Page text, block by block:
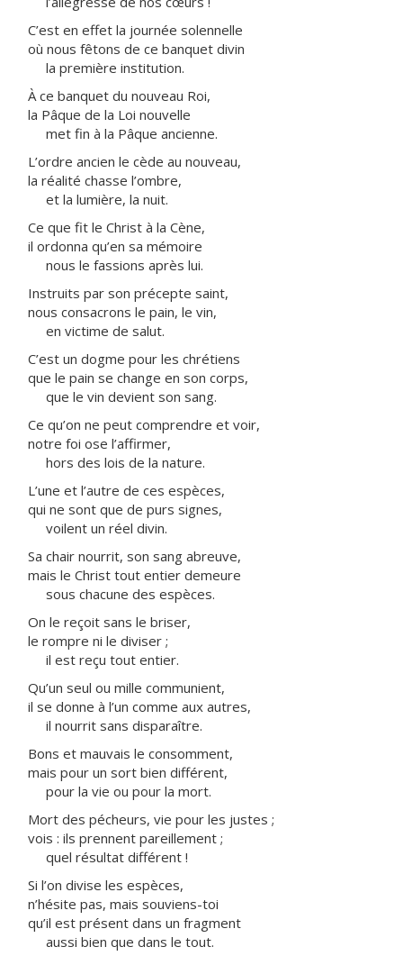
C’est en effet la journée solennelle
où nous fêtons de ce banquet divin
la première institution.
À ce banquet du nouveau Roi,
la Pâque de la Loi nouvelle
met fin à la Pâque ancienne.
L’ordre ancien le cède au nouveau,
la réalité chasse l’ombre,
et la lumière, la nuit.
Ce que fit le Christ à la Cène,
il ordonna qu’en sa mémoire
nous le fassions après lui.
Instruits par son précepte saint,
nous consacrons le pain, le vin,
en victime de salut.
C’est un dogme pour les chrétiens
que le pain se change en son corps,
que le vin devient son sang.
Ce qu’on ne peut comprendre et voir,
notre foi ose l’affirmer,
hors des lois de la nature.
L’une et l’autre de ces espèces,
qui ne sont que de purs signes,
voilent un réel divin.
Sa chair nourrit, son sang abreuve,
mais le Christ tout entier demeure
sous chacune des espèces.
On le reçoit sans le briser,
le rompre ni le diviser ;
il est reçu tout entier.
Qu’un seul ou mille communient,
il se donne à l’un comme aux autres,
il nourrit sans disparaître.
Bons et mauvais le consomment,
mais pour un sort bien différent,
pour la vie ou pour la mort.
Mort des pécheurs, vie pour les justes ;
vois : ils prennent pareillement ;
quel résultat différent !
Si l’on divise les espèces,
n’hésite pas, mais souviens-toi
qu’il est présent dans un fragment
aussi bien que dans le tout.